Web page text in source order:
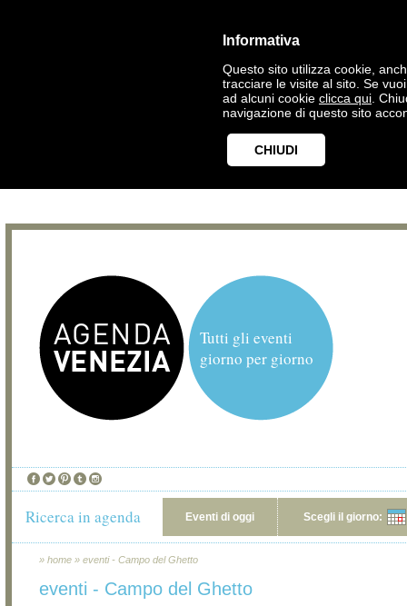
Informativa
Questo sito utilizza cookie,
tracciare le visite al sito. Se
ad alcuni cookie clicca qui .
navigazione di questo sito
CHIUDI
Tutti gli eventi
giorno per giorno
Ricerca in agenda Eventi di oggi Scegli il giorno:
» home » eventi - Campo del Ghetto
eventi - Campo del Ghetto